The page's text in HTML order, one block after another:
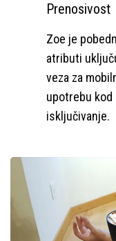
Prenosivost
Zoe je
atributi
veza za
upotrebu kod
isključivanje.